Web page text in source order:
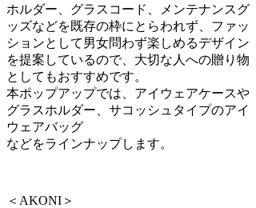
ホルダー、グラスコード、メンテナンスグ
ッズなどを既存の枠にとらわれず、ファッ
ションとして男女問わず楽しめるデザイン
を提案しているので、大切な人への贈り物
としてもおすすめです。
本ポップアップでは、アイウェアケースや
グラスホルダー、サコッシュタイプのアイ
ウェアバッグ
などをラインナップします。
＜AKONI＞